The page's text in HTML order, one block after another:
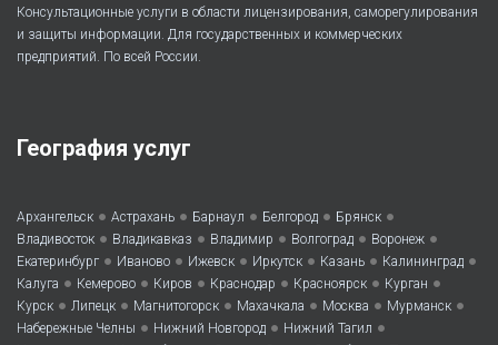
Консультационные услуги в области лицензирования, саморегулирования
и защиты информации. Для государственных и коммерческих
предприятий. По всей России.
География услуг
Архангельск • Астрахань • Барнаул • Белгород • Брянск •
Владивосток • Владикавказ • Владимир • Волгоград • Воронеж •
Екатеринбург • Иваново • Ижевск • Иркутск • Казань • Калининград •
Калуга • Кемерово • Киров • Краснодар • Красноярск • Курган •
Курск • Липецк • Магнитогорск • Махачкала • Москва • Мурманск •
Набережные Челны • Нижний Новгород • Нижний Тагил •